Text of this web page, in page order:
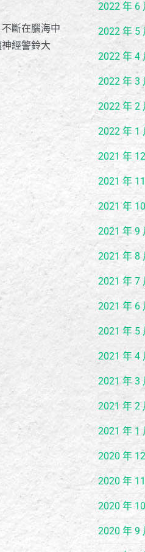
斷在腦海中
經警鈴大
2022 年 6
2022 年 5
2022 年 4
2022 年 3
2022 年 2
2022 年 1
2021 年
2021 年
2021 年
2021 年 9
2021 年 8
2021 年 7
2021 年 6
2021 年 5
2021 年 4
2021 年 3
2021 年 2
2021 年 1
2020 年
2020 年
2020 年
2020 年 9